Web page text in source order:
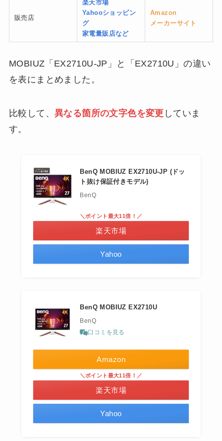
販売店
楽天市場
Yahooショッピン
グ
家電量販店など
Amazon
メーカーサイト
MOBIUZ「EX2710U-JP」と「EX2710U」の違い
を表にまとめました。
比較して、 異なる箇所の文字色を変更 していま
す。
BenQ MOBIUZ EX2710U-JP (ドッ
ト抜け保証付きモデル)
BenQ
＼ポイント最大11倍！／
楽天市場
Yahoo
BenQ MOBIUZ EX2710U
BenQ
口コミを見る
Amazon
＼ポイント最大11倍！／
楽天市場
Yahoo